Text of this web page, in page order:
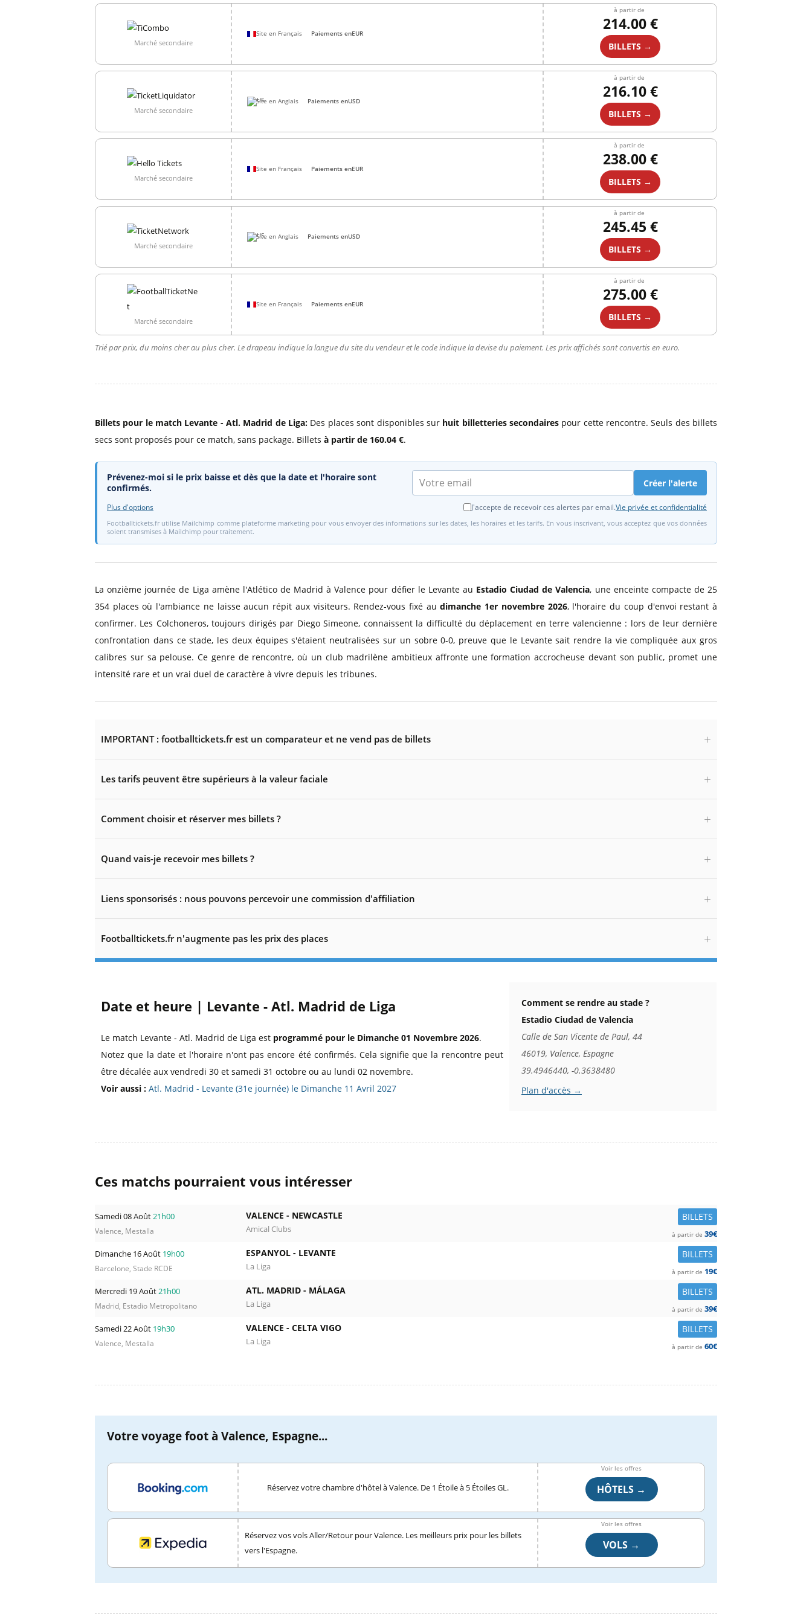
Marché secondaire
Site en Français Paiements enEUR
à partir de
214.00 €
BILLETS →
Marché secondaire
Site en Anglais Paiements enUSD
à partir de
216.10 €
BILLETS →
Marché secondaire
Site en Français Paiements enEUR
à partir de
238.00 €
BILLETS →
Marché secondaire
Site en Anglais Paiements enUSD
à partir de
245.45 €
BILLETS →
Marché secondaire
Site en Français Paiements enEUR
à partir de
275.00 €
BILLETS →
Trié par prix, du moins cher au plus cher. Le drapeau indique la langue du site du vendeur et le code indique la devise du paiement. Les prix affichés sont convertis en euro.
Billets pour le match Levante - Atl. Madrid de Liga: Des places sont disponibles sur huit billetteries secondairespour cette rencontre. Seuls des billets
secs sont proposés pour ce match, sans package. Billets à partir de 160.04 €.
Prévenez-moi si le prix baisse et dès que la date et l'horaire sont
confirmés.
Créer l'alerte
J'accepte de recevoir ces alertes par email.Vie privée et confidentialité
Plus d'options
Footballtickets.fr utilise Mailchimp comme plateforme marketing pour vous envoyer des informations sur les dates, les horaires et les tarifs. En vous inscrivant, vous acceptez que vos données
soient transmises à Mailchimp pour traitement.
La onzième journée de Liga amène l'Atlético de Madrid à Valence pour défier le Levante au Estadio Ciudad de Valencia, une enceinte compacte de 25
354 places où l'ambiance ne laisse aucun répit aux visiteurs. Rendez-vous fixé audimanche 1er novembre 2026, l'horaire du coup d'envoi restant à
confirmer. Les Colchoneros, toujours dirigés par Diego Simeone, connaissent la difficulté du déplacement en terre valencienne : lors de leur dernière
confrontation dans ce stade, les deux équipes s'étaient neutralisées sur un sobre 0-0, preuve que le Levante sait rendre la vie compliquée aux gros
calibres sur sa pelouse. Ce genre de rencontre, où un club madrilène ambitieux affronte une formation accrocheuse devant son public, promet une
intensité rare et un vrai duel de caractère à vivre depuis les tribunes.
IMPORTANT : footballtickets.fr est un comparateur et ne vend pas de billets
Les tarifs peuvent être supérieurs à la valeur faciale
Comment choisir et réserver mes billets ?
Quand vais-je recevoir mes billets ?
Liens sponsorisés : nous pouvons percevoir une commission d'affiliation
Footballtickets.fr n'augmente pas les prix des places
Date et heure | Levante - Atl. Madrid de Liga
Le match Levante - Atl. Madrid de Liga est programmé pour le Dimanche 01 Novembre 2026.
Notez que la date et l'horaire n'ont pas encore été confirmés. Cela signifie que la rencontre peut
être décalée aux vendredi 30 et samedi 31 octobre ou au lundi 02 novembre.
Voir aussi : Atl. Madrid - Levante (31e journée) le Dimanche 11 Avril 2027
Comment se rendre au stade ?
Estadio Ciudad de Valencia
Calle de San Vicente de Paul, 44
46019, Valence, Espagne
39.4946440, -0.3638480
Plan d'accès →
Ces matchs pourraient vous intéresser
Samedi 08 Août21h00
Valence, Mestalla
BILLETS
VALENCE - NEWCASTLE
Amical Clubs à partir de 39€
Dimanche 16 Août 19h00
Barcelone, Stade RCDE
BILLETS
ESPANYOL - LEVANTE
La Liga à partir de 19€
Mercredi 19 Août21h00
Madrid, Estadio Metropolitano
BILLETS
ATL. MADRID - MÁLAGA
La Liga à partir de 39€
Samedi 22 Août 19h30
Valence, Mestalla
BILLETS
VALENCE - CELTA VIGO
La Liga à partir de 60€
Votre voyage foot à Valence, Espagne...
Réservez votre chambre d'hôtel à Valence. De 1 Étoile à 5 Étoiles GL.
Voir les offres
HÔTELS →
Réservez vos vols Aller/Retour pour Valence. Les meilleurs prix pour les billets
vers l'Espagne.
Voir les offres
VOLS →